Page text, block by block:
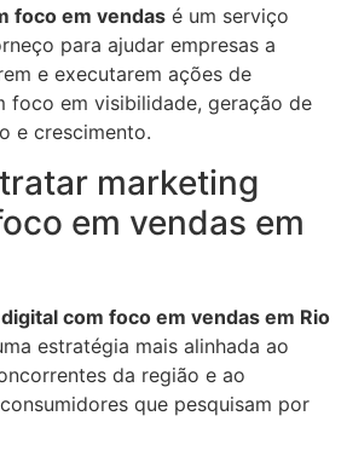
foco em vendas é um serviço
para ajudar empresas a
e executarem ações de
foco em visibilidade, geração de
e crescimento.
marketing
em vendas em
com foco em vendas em Rio
estratégia mais alinhada ao
da região e ao
que pesquisam por